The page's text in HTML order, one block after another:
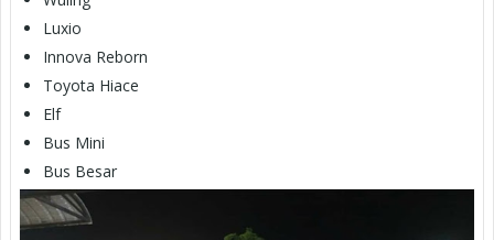
Luxio
Innova Reborn
Toyota Hiace
Elf
Bus Mini
Bus Besar